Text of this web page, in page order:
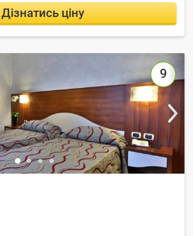
Дізнатись ціну
9